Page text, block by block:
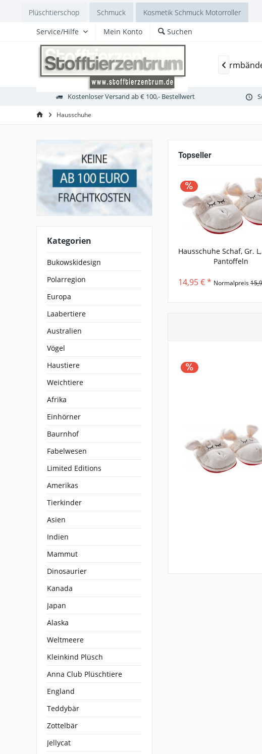
Plüschtierschop Schmuck
Kosmetik Schmuck Motorroller
Service/Hilfe Mein Konto Suchen
Zottelbär Jellycat Handpuppen 
Kostenloser Versand ab € 100,- Bestellwert
Hausschuhe
Kategorien
Bukowskidesign
Polarregion
Europa
Laabertiere
Australien
Vögel
Haustiere
Weichtiere
Afrika
Einhörner
Baurnhof
Fabelwesen
Limited Editions
Amerikas
Tierkinder
Asien
Indien
Mammut
Dinosaurier
Kanada
Japan
Alaska
Weltmeere
Kleinkind Plüsch
Anna Club Plüschtiere
England
Teddybär
Zottelbär
Jellycat
Topseller
Hausschuhe Schaf, Gr.
Pantoffeln
14,95 € * Normalpreis